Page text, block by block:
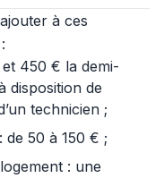
à ces
450 € la demi-
disposition de
technicien ;
de 50 à 150 € ;
: une